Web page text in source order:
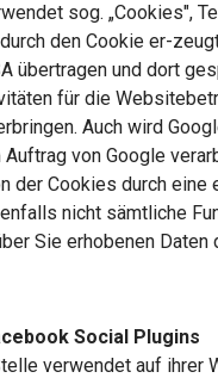
sog. „Cookies",
den Cookie er-
übertragen und dort
für die
Auch wird
von Google
der Cookies durch
nicht sämtliche
Sie erhobenen
Social Plugins
verwendet auf ihrer